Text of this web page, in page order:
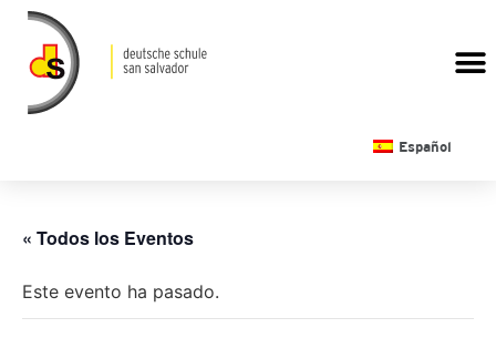
Español
« Todos los Eventos
Este evento ha pasado.